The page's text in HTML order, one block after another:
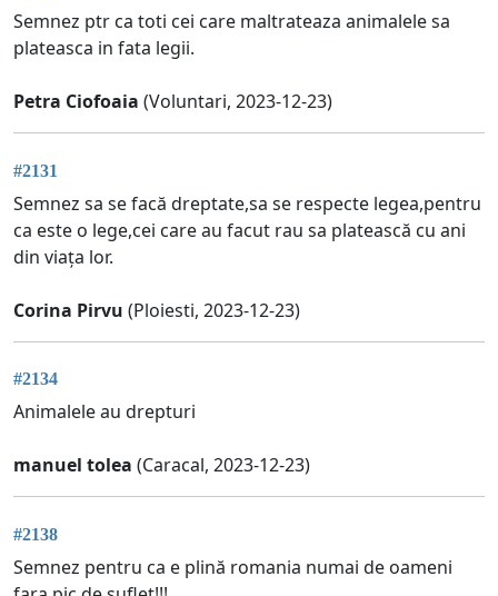
Semnez ptr ca toti cei care maltrateaza animalele sa
plateasca in fata legii.
Petra Ciofoaia (Voluntari, 2023-12-23)
#2131
Semnez sa se facă dreptate,sa se respecte legea,pentru
ca este o lege,cei care au facut rau sa platească cu ani
din viața lor.
Corina Pirvu (Ploiesti, 2023-12-23)
#2134
Animalele au drepturi
manuel tolea (Caracal, 2023-12-23)
#2138
Semnez pentru ca e plină romania numai de oameni